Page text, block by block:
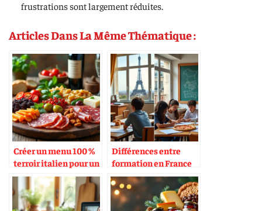
frustrations sont largement réduites.
Articles Dans La Même Thématique :
Créer un menu 100 %
terroir italien pour un
événement
Différences entre
formation en France
et en Italie